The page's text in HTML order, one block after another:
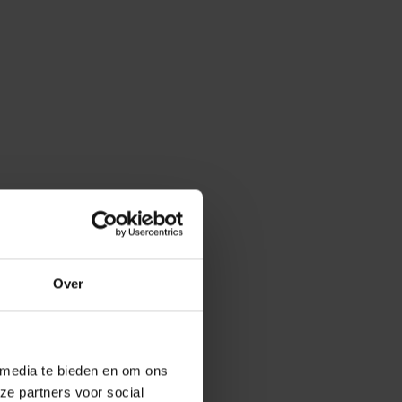
Over
te bieden en om ons
partners voor social